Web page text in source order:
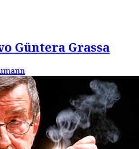
Güntera Grassa